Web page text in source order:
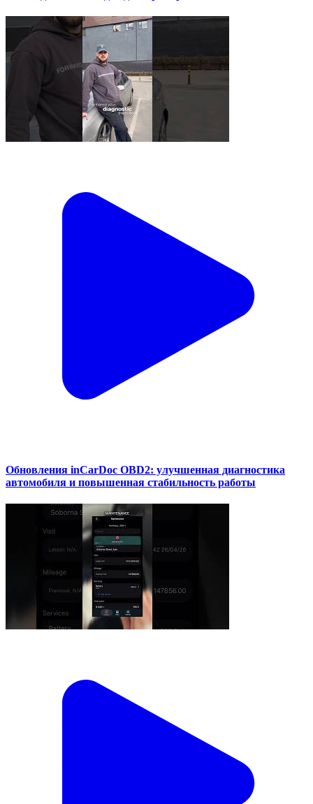
Обновления inCarDoc OBD2: улучшенная диагностика
автомобиля и повышенная стабильность работы